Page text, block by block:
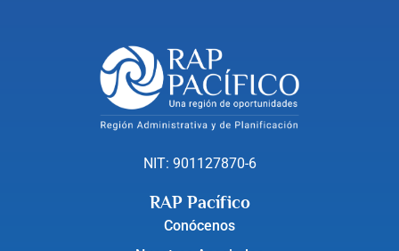
NIT: 901127870-6
RAP Pacífico
Conócenos